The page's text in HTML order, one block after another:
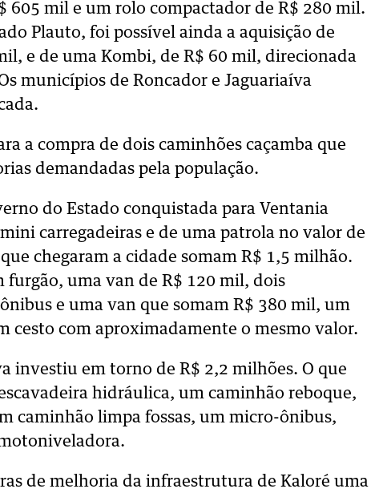
605 mil e um rolo compactador de R$ 280 mil.
Plauto, foi possível ainda a aquisição de
e de uma Kombi, de R$ 60 mil, direcionada
municípios de Roncador e Jaguariaíva
a compra de dois caminhões caçamba que
demandadas pela população.
do Estado conquistada para Ventania
carregadeiras e de uma patrola no valor de
chegaram a cidade somam R$ 1,5 milhão.
furgão, uma van de R$ 120 mil, dois
e uma van que somam R$ 380 mil, um
cesto com aproximadamente o mesmo valor.
investiu em torno de R$ 2,2 milhões. O que
hidráulica, um caminhão reboque,
caminhão limpa fossas, um micro-ônibus,
de melhoria da infraestrutura de Kaloré uma